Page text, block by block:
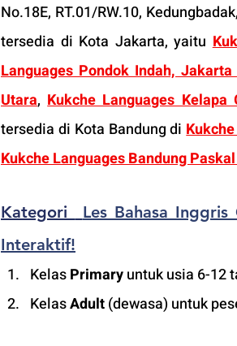
No.18E, RT.01/RW.10,
tersedia di Kota Jakarta, yaitu
Languages Pondok Indah,
Utara, Kukche Languages Kelapa
tersedia di Kota Bandung di
Kukche Languages Bandung
Kategori
Les Bahasa
Interaktif!
Kelas Primary untuk usia 6-12
Kelas Adult (dewasa) untuk